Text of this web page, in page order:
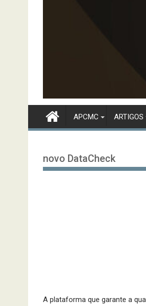
APCMC ARTIGOS
novo DataCheck
A plataforma que garante a